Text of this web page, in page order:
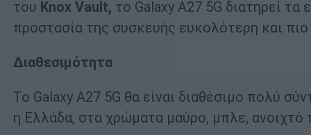
του Knox Vault, το Galaxy A27 5G διατηρεί
προστασία της συσκευής ευκολότερη και πιο
Διαθεσιμότητα
Το Galaxy A27 5G θα είναι διαθέσιμο πολύ
η Ελλάδα, στα χρώματα μαύρο, μπλε, ανοιχτό